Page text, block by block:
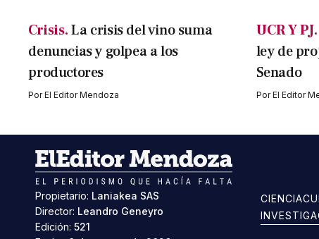
Crisis. La crisis del vino suma
denuncias y golpea a los
productores
PorEl Editor Mendoza
UCR Y PJ.
ley de
Senado
PorEl Editor
Propietario: Laniakea SAS
Director: Leandro Geneyro
Edición: 521
CIENCIA